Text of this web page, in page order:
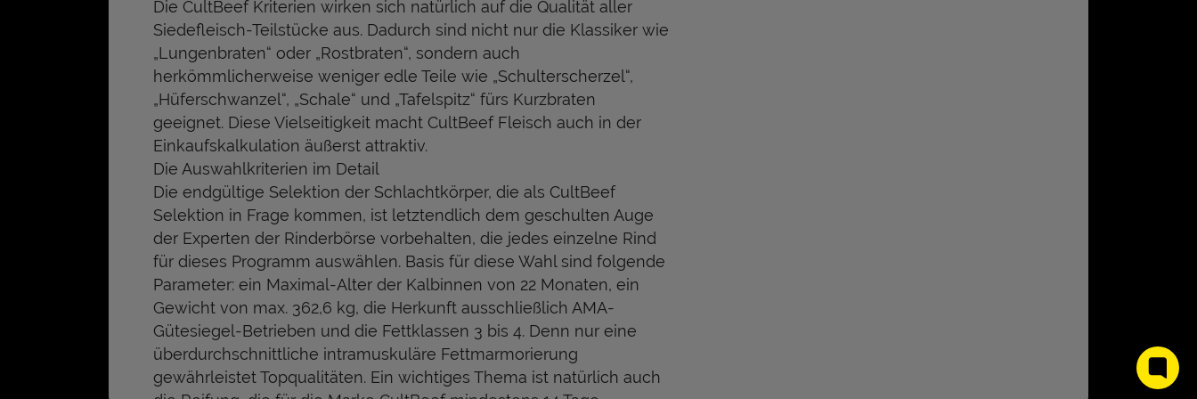
Die CultBeef Kriterien wirken sich natürlich auf die Qualität aller
Siedefleisch-Teilstücke aus. Dadurch sind nicht nur die Klassiker wie
„Lungenbraten“ oder „Rostbraten“, sondern auch
herkömmlicherweise weniger edle Teile wie „Schulterscherzel“,
„Hüferschwanzel“, „Schale“ und „Tafelspitz“ fürs Kurzbraten
geeignet. Diese Vielseitigkeit macht CultBeef Fleisch auch in der
Einkaufskalkulation äußerst attraktiv.
Die Auswahlkriterien im Detail
Die endgültige Selektion der Schlachtkörper, die als CultBeef
Selektion in Frage kommen, ist letztendlich dem geschulten Auge
der Experten der Rinderbörse vorbehalten, die jedes einzelne Rind
für dieses Programm auswählen. Basis für diese Wahl sind folgende
Parameter: ein Maximal-Alter der Kalbinnen von 22 Monaten, ein
Gewicht von max. 362,6 kg, die Herkunft ausschließlich AMA-
Gütesiegel-Betrieben und die Fettklassen 3 bis 4. Denn nur eine
überdurchschnittliche intramuskuläre Fettmarmorierung
gewährleistet Topqualitäten. Ein wichtiges Thema ist natürlich auch